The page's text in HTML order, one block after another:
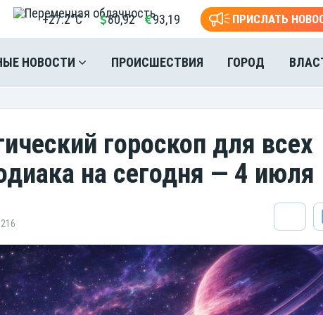
+27.2°C 80,92 93,19 ПРИСЛАТЬ
НОВОСТИ ПРОИСШЕСТВИЯ ГОРОД
гороскоп для всех
на сегодня — 4 июля
216